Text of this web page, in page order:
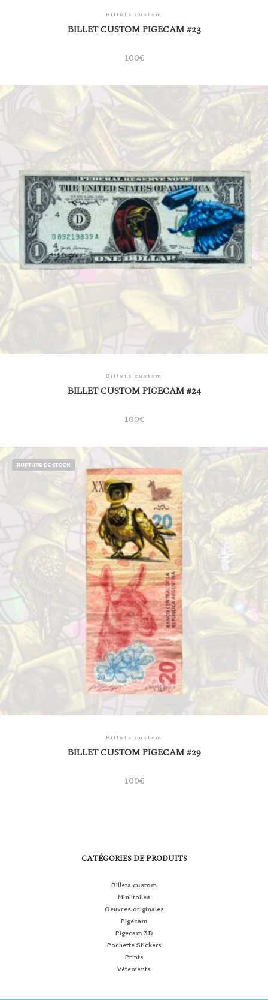
Billets custom
BILLET CUSTOM PIGECAM #23
100€
Billets custom
BILLET CUSTOM PIGECAM #24
100€
RUPTURE DE STOCK
Billets custom
BILLET CUSTOM PIGECAM #29
100€
CATÉGORIES DE PRODUITS
Billets custom
Mini toiles
Oeuvres originales
Pigecam
Pigecam 3D
Pochette Stickers
Prints
Vêtements